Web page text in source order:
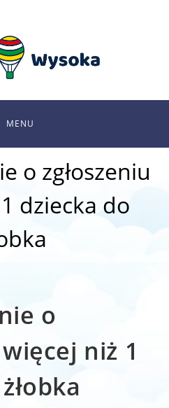
MENU
o zgłoszeniu
dziecka do
o
niż 1